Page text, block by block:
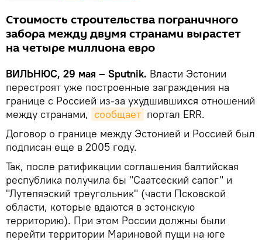
Стоимость строительства пограничного
забора между двумя странами вырастет
на четыре миллиона евро
ВИЛЬНЮС, 29 мая – Sputnik. Власти Эстонии
перестроят уже построенные заграждения на
границе с Россией из-за ухудшившихся отношений
между странами, сообщает портал ERR.
Договор о границе между Эстонией и Россией был
подписан еще в 2005 году.
Так, после ратификации соглашения балтийская
республика получила бы "Саатсеский сапог" и
"Лутепяэский треугольник" (части Псковской
области, которые вдаются в эстонскую
территорию). При этом России должны были
перейти территории Мариновой пущи на юге